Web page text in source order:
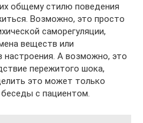
общему стилю поведения
Возможно, это просто
саморегуляции,
веществ или
настроения. А возможно, это
пережитого шока,
это может только
с пациентом.